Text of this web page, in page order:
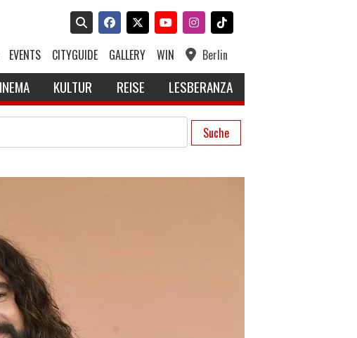
EVENTS CITYGUIDE GALLERY WIN Berlin
KULTUR REISE LESBERANZA